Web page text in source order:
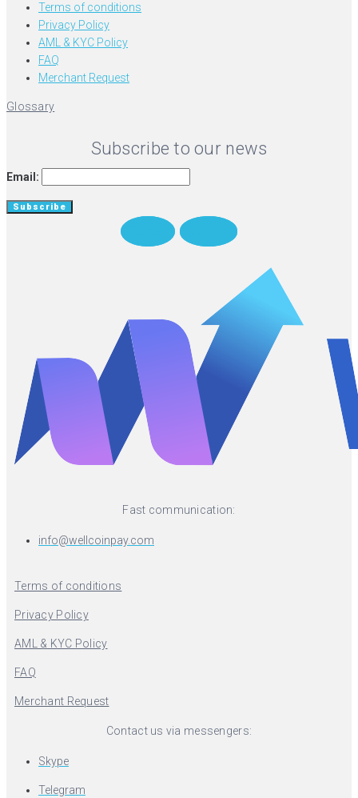
Terms of conditions
Privacy Policy
AML & KYC Policy
FAQ
Merchant Request
Glossary
Subscribe to our news
Email:
Fast communication:
info@wellcoinpay.com
Terms of conditions
Privacy Policy
AML & KYC Policy
FAQ
Merchant Request
Contact us via messengers:
Skype
Telegram